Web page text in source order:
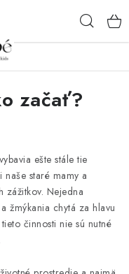
začať?
ešte stále tie
staré mamy a
zážitkov. Nejedna
žmýkania chytá za hlavu
činnosti nie sú nutné